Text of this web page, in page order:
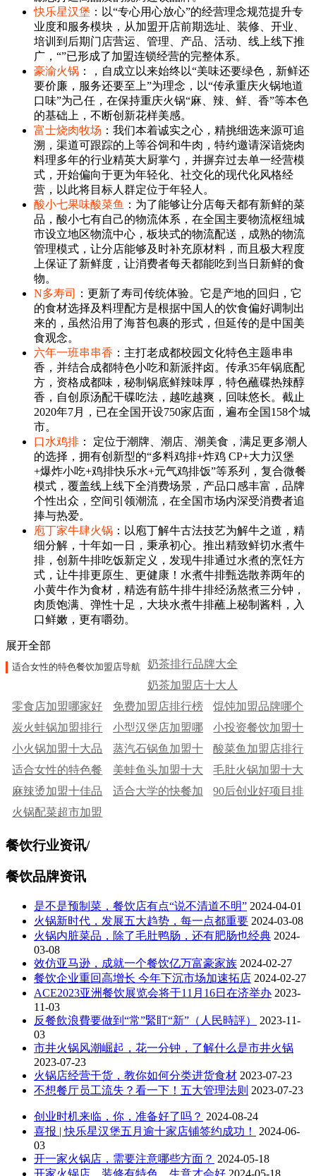
快乐星汉堡 ：以“专心用心放心”的经营理念规范提升专
业度和服务模块，从加盟开店前期选址、装修、开业、
培训到后期门店营运、管理、产品、活动、线上线下推
广，“”已形成了加盟连锁经营的完整体系。
豪渝火锅 ：，自成立以来始终以“美味还要绿色，新鲜还
要价廉，服务还要至上”为理念，以“传承重庆火锅地道
口味”为己任，在保持重庆火锅“麻、辣、鲜、香”等本色
的基础上，不断创新花样美感。
富士烧肉牧场 ：我们本着诚实之心，精挑细选来源可追
溯，渠道可跟踪的上等谷饲和牛肉，特约邀请深谙烧肉
料理多年的行业精英大厨掌勺，并摒弃过去单一经营模
式，开始偏向于更为年轻化、社交化的现代化风格经
营，以此将目标人群定位于年轻人。
酸小七果味酸菜鱼 ：为了能够让分店每天都有新鲜的菜
品，酸小七有自己的物流体系，在全国主要物流枢纽城
市设立地区物流中心，板块式的物流配送，成熟的物流
管理模式，让分店能够及时补充原材料，而且极大程度
上保证了新鲜度，让消费者每天都能吃到当日新鲜的食
物。
N多寿司
：更新了寿司传统体验。它是产地的回归，它
的食材选择及料理配方是根据中国人的饮食偏好调制出
来的，虽然沿用了海苔包裹的形式，但延传的是中国美
食观念。
六年一班串串香 ：主打老成都校园文化特色主题串串
香，并结合成都特色小吃和新派拌卤。传承35年锅底配
方，资格成都味，秘制锅底鲜辣味厚，特色蘸碟热辣醇
香，自创原汤配干碟吃法，越吃越爽，回味悠长。截止
2020年7月，已在全国开设750家店面，遍布全国158个城
市。
口水鸡排 ： 定位于潮牌、潮店、潮美食，满足更多潮人
的选择，拥有创新型的“多料鸡排+炸鸡 CP+大力汉堡
+爆炸小吃+鸡排快乐水+元气鸡排饭”等系列，复合微餐
模式，覆盖线上线下全消费场景，产品口感丰富，品牌
个性出众，空间引领潮流，在全国市场内深受消费者追
捧与热爱。
庖丁家牛肆火锅 ：以庖丁解牛古法技艺为解牛之道，精
细分解，十年如一日，秉承初心。推出精致鲜切水煮牛
排，创新牛排吃饭新定义，发现牛排通过水煮的烹饪方
式，让牛排更原生、更健康！水煮牛排甄选散养两年的
小黄牛作为食材，精选有筋牛排牛排经汤熬煮三分钟，
肉质饱满、弹性十足，大块水煮牛排蘸上秘制酱料，入
口鲜嫩，更有嚼劲。
展开全部
适合女性的特色餐饮加盟店导航
奶茶排行品牌大全
奶茶加盟店十大人
气排行
零食店加盟哪家好
免费加盟店排行榜
前十名
馄饨加盟品牌哪个
好
炭火蛙锅加盟排行
榜
小型汉堡店加盟哪
个好
小投资餐饮加盟十
大品牌
小火锅加盟十大品
牌
蒸汽石锅鱼加盟十
大品牌
酸菜鱼加盟店排行
榜
适合女性的特色餐
饮加盟店
美蛙鱼头加盟十大
品牌
毛肚火锅加盟十大
品牌
麻辣烫加盟十佳品
牌
适合大学的快餐加
90后创业好项目排
火锅配菜超市加盟
餐饮行业资讯/
餐饮品牌资讯
是不是预制菜，餐饮店有点“说不清道不明” 2024-04-01
火锅新时代，发展五大趋势，每一点都重要 2024-03-08
火锅内脏菜品，除了毛肚鸭肠，还有肥肠也经典 2024-
03-08
效仿亚马逊，成就一个餐饮亿万富豪家族 2024-02-27
餐饮企业重回高增长 今年下沉市场加速拓店 2024-02-27
ACE2023亚洲餐饮展览会将于11月16日在济举办 2023-
11-03
反餐飲浪費要做到“常”緊盯“新”（人民時評）
2023-11-
03
市井火锅风潮崛起，花一分钟，了解什么是市井火锅
2023-07-23
火锅店经营干货，教你如何分类进货食材 2023-07-23
不想餐厅员工流失？看一下！五大管理法则 2023-07-23
创业时机来临，你，准备好了吗？ 2024-08-24
喜报 | 快乐星汉堡五月逾十家店铺签约成功！
2024-06-
03
开一家火锅店，需要注意哪些方面？ 2024-05-18